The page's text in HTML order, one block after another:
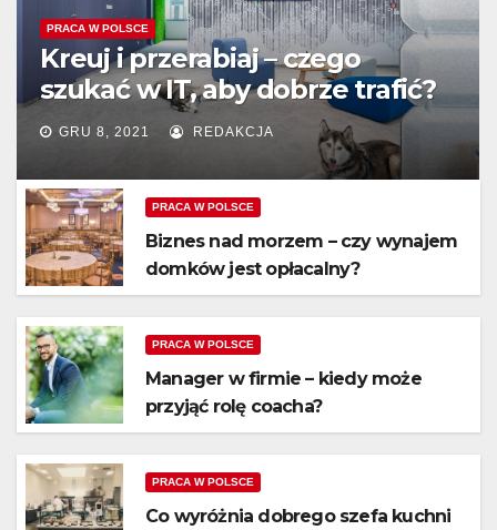
PRACA W POLSCE
Kreuj i przerabiaj – czego
szukać w IT, aby dobrze trafić?
GRU 8, 2021 REDAKCJA
PRACA W POLSCE
Biznes nad morzem – czy wynajem
domków jest opłacalny?
PRACA W POLSCE
Manager w firmie – kiedy może
przyjąć rolę coacha?
PRACA W POLSCE
Co wyróżnia dobrego szefa kuchni